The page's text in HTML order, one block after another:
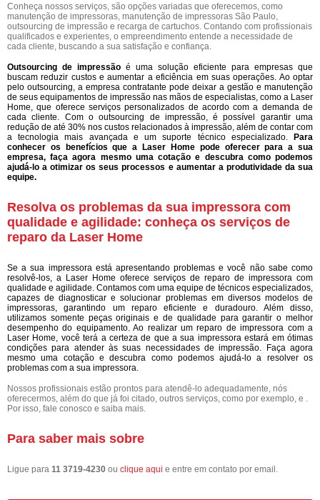
Conheça nossos serviços, são opções variadas que oferecemos, como
manutenção de impressoras, manutenção de impressoras São Paulo,
outsourcing de impressão e recarga de cartuchos. Contando com profissionais
qualificados e experientes, o empreendimento entende a necessidade de
cada cliente, buscando a sua satisfação e confiança.
Outsourcing de impressão é uma solução eficiente para empresas que
buscam reduzir custos e aumentar a eficiência em suas operações. Ao optar
pelo outsourcing, a empresa contratante pode deixar a gestão e manutenção
de seus equipamentos de impressão nas mãos de especialistas, como a Laser
Home, que oferece serviços personalizados de acordo com a demanda de
cada cliente. Com o outsourcing de impressão, é possível garantir uma
redução de até 30% nos custos relacionados à impressão, além de contar com
a tecnologia mais avançada e um suporte técnico especializado. Para
conhecer os benefícios que a Laser Home pode oferecer para a sua
empresa, faça agora mesmo uma cotação e descubra como podemos
ajudá-lo a otimizar os seus processos e aumentar a produtividade da sua
equipe.
Resolva os problemas da sua impressora com
qualidade e agilidade: conheça os serviços de
reparo da Laser Home
Se a sua impressora está apresentando problemas e você não sabe como
resolvê-los, a Laser Home oferece serviços de reparo de impressora com
qualidade e agilidade. Contamos com uma equipe de técnicos especializados,
capazes de diagnosticar e solucionar problemas em diversos modelos de
impressoras, garantindo um reparo eficiente e duradouro. Além disso,
utilizamos somente peças originais e de qualidade para garantir o melhor
desempenho do equipamento. Ao realizar um reparo de impressora com a
Laser Home, você terá a certeza de que a sua impressora estará em ótimas
condições para atender às suas necessidades de impressão. Faça agora
mesmo uma cotação e descubra como podemos ajudá-lo a resolver os
problemas com a sua impressora.
Nossos profissionais estão prontos para atendê-lo adequadamente, nós
oferecermos, além do que já foi citado, outros serviços, como por exemplo, e .
Por isso, fale conosco e saiba mais.
Para saber mais sobre
Ligue para 11 3719-4230 ou clique aqui e entre em contato por email.